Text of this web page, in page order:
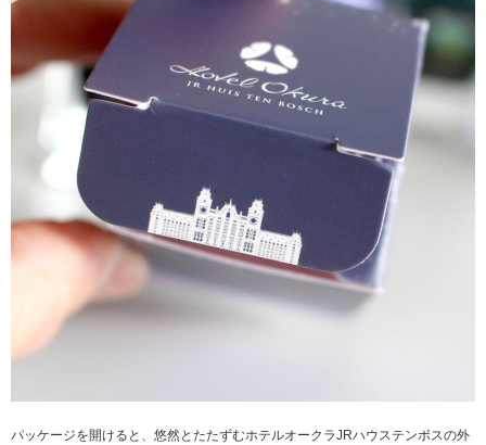
パッケージを開けると、悠然とたたずむホテルオークラJRハウステンボスの外